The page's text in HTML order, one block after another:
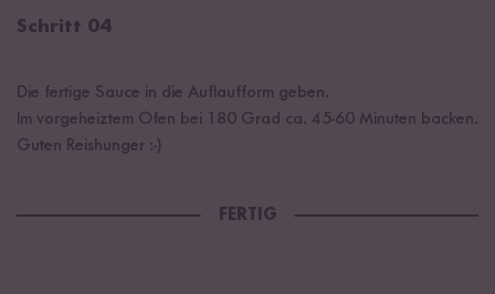
Schritt 04
Die fertige Sauce in die Auflaufform geben.
Im vorgeheiztem Ofen bei 180 Grad ca. 45-60 Minuten backen.
Guten Reishunger :-)
FERTIG